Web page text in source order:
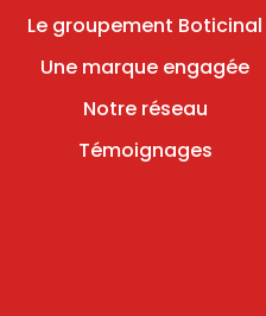
Le groupement Boticinal
Une marque engagée
Notre réseau
Témoignages